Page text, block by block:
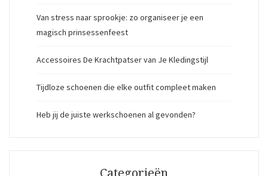
Van stress naar sprookje: zo organiseer je een
magisch prinsessenfeest
Accessoires De Krachtpatser van Je Kledingstijl
Tijdloze schoenen die elke outfit compleet maken
Heb jij de juiste werkschoenen al gevonden?